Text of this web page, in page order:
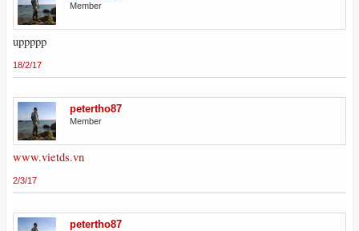
Member
uppppp
18/2/17
petertho87
Member
www.vietds.vn
2/3/17
petertho87